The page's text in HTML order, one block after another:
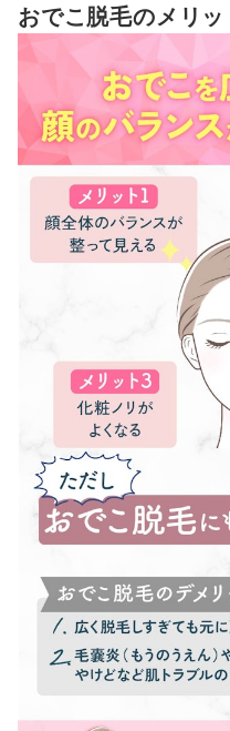
4
照射範囲はクリニックに
かり含まれているかチェ
予約変更・キャンセルし
おでこ脱毛ができる医療脱毛ク
グ
人気のおでこ脱毛ができる医療
医療脱毛は自由診療だから、無
美容脱毛と医療脱毛の違いは？
おでこ脱毛で失敗しないコツは？
おでこ脱毛のメリ